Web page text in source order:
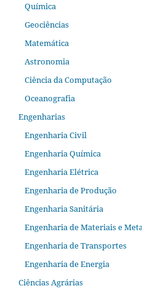
Química
Geociências
Matemática
Astronomia
Ciência da Computação
Oceanografia
Engenharias
Engenharia Civil
Engenharia Química
Engenharia Elétrica
Engenharia de Produção
Engenharia Sanitária
Engenharia de Materiais e
Engenharia de Transportes
Engenharia de Energia
Ciências Agrárias